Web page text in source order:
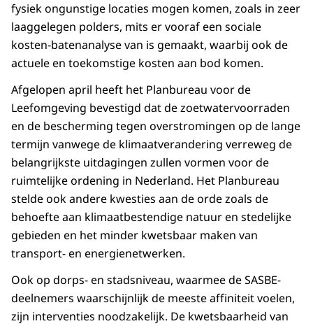
fysiek ongunstige locaties mogen komen, zoals in zeer
laaggelegen polders, mits er vooraf een sociale
kosten-batenanalyse van is gemaakt, waarbij ook de
actuele en toekomstige kosten aan bod komen.
Afgelopen april heeft het Planbureau voor de
Leefomgeving bevestigd dat de zoetwatervoorraden
en de bescherming tegen overstromingen op de lange
termijn vanwege de klimaatverandering verreweg de
belangrijkste uitdagingen zullen vormen voor de
ruimtelijke ordening in Nederland. Het Planbureau
stelde ook andere kwesties aan de orde zoals de
behoefte aan klimaatbestendige natuur en stedelijke
gebieden en het minder kwetsbaar maken van
transport- en energienetwerken.
Ook op dorps- en stadsniveau, waarmee de SASBE-
deelnemers waarschijnlijk de meeste affiniteit voelen,
zijn interventies noodzakelijk. De kwetsbaarheid van